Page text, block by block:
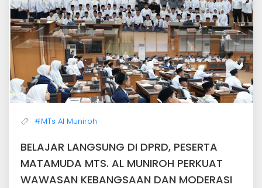
#MTs Al Muniroh
BELAJAR LANGSUNG DI DPRD, PESERTA
MATAMUDA MTS. AL MUNIROH PERKUAT
WAWASAN KEBANGSAAN DAN MODERASI